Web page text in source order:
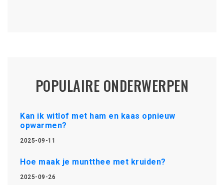
POPULAIRE ONDERWERPEN
Kan ik witlof met ham en kaas opnieuw
opwarmen?
2025-09-11
Hoe maak je muntthee met kruiden?
2025-09-26